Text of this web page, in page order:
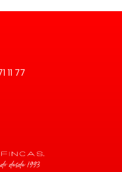
11 77